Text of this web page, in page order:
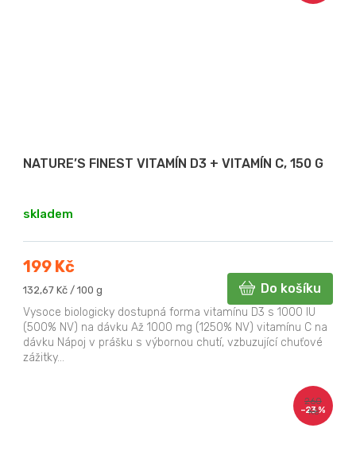
NATURE’S FINEST VITAMÍN D3 + VITAMÍN C, 150 G
skladem
199 Kč
Měrná
132,67 Kč / 100 g Do košíku
Vysoce biologicky dostupná forma vitamínu D3 s 1000 IU
(500% NV) na dávku Až 1000 mg (1250% NV) vitamínu C na
dávku Nápoj v prášku s výbornou chutí, vzbuzující chuťové
zážitky...
260
Kč
–23 %